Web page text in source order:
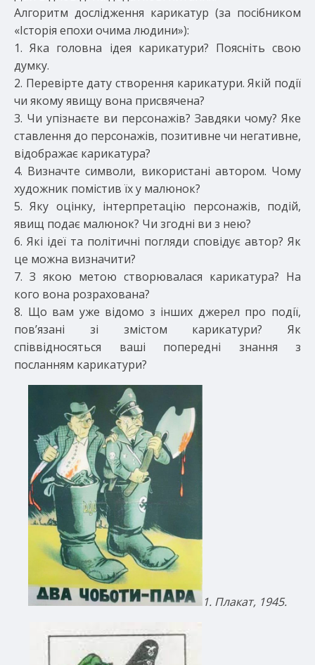
Алгоритм дослідження карикатур (за посібником
«Історія епохи очима людини»):
1. Яка головна ідея карикатури? Поясніть свою
думку.
2. Перевірте дату створення карикатури. Якій події
чи якому явищу вона присвячена?
3. Чи упізнаєте ви персонажів? Завдяки чому? Яке
ставлення до персонажів, позитивне чи негативне,
відображає карикатура?
4. Визначте символи, використані автором. Чому
художник помістив їх у малюнок?
5. Яку оцінку, інтерпретацію персонажів, подій,
явищ подає малюнок? Чи згодні ви з нею?
6. Які ідеї та політичні погляди сповідує автор? Як
це можна визначити?
7. З якою метою створювалася карикатура? На
кого вона розрахована?
8. Що вам уже відомо з інших джерел про події,
пов’язані зі змістом карикатури? Як
співвідносяться ваші попередні знання з
посланням карикатури?
1. Плакат, 1945.